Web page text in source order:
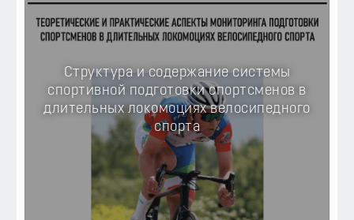
Структура и содержание системы
спортивной подготовки спортсменов в
длительных локомоциях велосипедного
спорта